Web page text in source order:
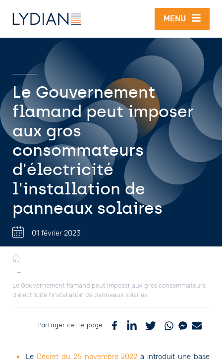
Aller au contenu principal
MENU
Fil
d'Ariane
—
Le Gouvernement flamand peut imposer aux gros consommateurs
d'électricité l'installation de panneaux solaires
Le Gouvernement
flamand peut imposer
aux gros
consommateurs
d'électricité
l'installation de
panneaux solaires
01 février 2023
Partager cette page
Le Décret du 25 novembre 2022 a introduit une base